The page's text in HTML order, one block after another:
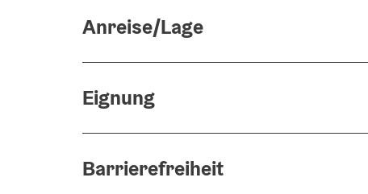
Anreise/Lage
Eignung
Barrierefreiheit